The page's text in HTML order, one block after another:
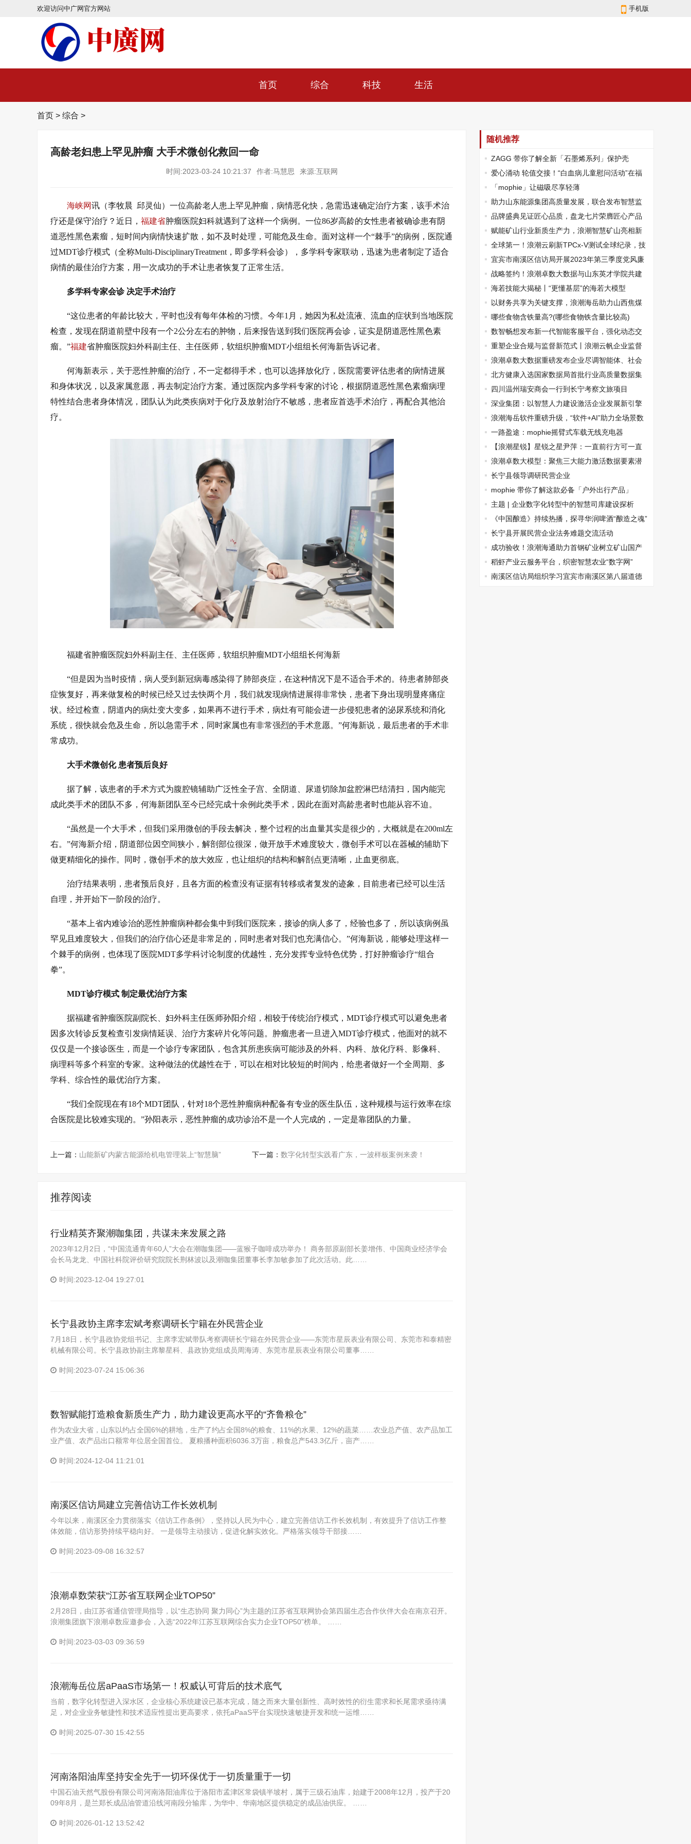
欢迎访问中广网官方网站 手机版
首页 综合 科技 生活
首页 > 综合 >
高龄老妇患上罕见肿瘤 大手术微创化救回一命
时间:2023-03-24 10:21:37 作者:马慧思 来源:互联网
海峡网讯（李牧晨 邱灵仙）一位高龄老人患上罕见肿瘤，病情恶化快，急需迅速确定治疗方案，该手术治
疗还是保守治疗？近日， 福建省肿瘤医院妇科就遇到了这样一个病例。一位86岁高龄的女性患者被确诊患有阴
道恶性黑色素瘤，短时间内病情快速扩散，如不及时处理，可能危及生命。面对这样一个“棘手”的病例，医院通
过MDT诊疗模式（全称Multi-DisciplinaryTreatment，即多学科会诊），多学科专家联动，迅速为患者制定了适合
病情的最佳治疗方案，用一次成功的手术让患者恢复了正常生活。
多学科专家会诊 决定手术治疗
“这位患者的年龄比较大，平时也没有每年体检的习惯。今年1月，她因为私处流液、流血的症状到当地医院
检查，发现在阴道前壁中段有一个2公分左右的肿物，后来报告送到我们医院再会诊，证实是阴道恶性黑色素
瘤。”福建省肿瘤医院妇外科副主任、主任医师，软组织肿瘤MDT小组组长何海新告诉记者。
何海新表示，关于恶性肿瘤的治疗，不一定都得手术，也可以选择放化疗，医院需要评估患者的病情进展
和身体状况，以及家属意愿，再去制定治疗方案。通过医院内多学科专家的讨论，根据阴道恶性黑色素瘤病理
特性结合患者身体情况，团队认为此类疾病对于化疗及放射治疗不敏感，患者应首选手术治疗，再配合其他治
疗。
福建省肿瘤医院妇外科副主任、主任医师，软组织肿瘤MDT小组组长何海新
“但是因为当时疫情，病人受到新冠病毒感染得了肺部炎症，在这种情况下是不适合手术的。待患者肺部炎
症恢复好，再来做复检的时候已经又过去快两个月，我们就发现病情进展得非常快，患者下身出现明显疼痛症
状。经过检查，阴道内的病灶变大变多，如果再不进行手术，病灶有可能会进一步侵犯患者的泌尿系统和消化
系统，很快就会危及生命，所以急需手术，同时家属也有非常强烈的手术意愿。”何海新说，最后患者的手术非
常成功。
大手术微创化 患者预后良好
据了解，该患者的手术方式为腹腔镜辅助广泛性全子宫、全阴道、尿道切除加盆腔淋巴结清扫，国内能完
成此类手术的团队不多，何海新团队至今已经完成十余例此类手术，因此在面对高龄患者时也能从容不迫。
“虽然是一个大手术，但我们采用微创的手段去解决，整个过程的出血量其实是很少的，大概就是在200ml左
右。”何海新介绍，阴道部位因空间狭小，解剖部位很深，做开放手术难度较大，微创手术可以在器械的辅助下
做更精细化的操作。同时，微创手术的放大效应，也让组织的结构和解剖点更清晰，止血更彻底。
治疗结果表明，患者预后良好，且各方面的检查没有证据有转移或者复发的迹象，目前患者已经可以生活
自理，并开始下一阶段的治疗。
“基本上省内难诊治的恶性肿瘤病种都会集中到我们医院来，接诊的病人多了，经验也多了，所以该病例虽
罕见且难度较大，但我们的治疗信心还是非常足的，同时患者对我们也充满信心。”何海新说，能够处理这样一
个棘手的病例，也体现了医院MDT多学科讨论制度的优越性，充分发挥专业特色优势，打好肿瘤诊疗“组合
拳”。
MDT诊疗模式 制定最优治疗方案
据福建省肿瘤医院副院长、妇外科主任医师孙阳介绍，相较于传统治疗模式，MDT诊疗模式可以避免患者
因多次转诊反复检查引发病情延误、治疗方案碎片化等问题。肿瘤患者一旦进入MDT诊疗模式，他面对的就不
仅仅是一个接诊医生，而是一个诊疗专家团队，包含其所患疾病可能涉及的外科、内科、放化疗科、影像科、
病理科等多个科室的专家。这种做法的优越性在于，可以在相对比较短的时间内，给患者做好一个全周期、多
学科、综合性的最优治疗方案。
“我们全院现在有18个MDT团队，针对18个恶性肿瘤病种配备有专业的医生队伍，这种规模与运行效率在综
合医院是比较难实现的。”孙阳表示，恶性肿瘤的成功诊治不是一个人完成的，一定是靠团队的力量。
上一篇： 山能新矿内蒙古能源给机电管理装上“智慧脑” 下一篇： 数字化转型实践看广东，一波样板案例来袭！
推荐阅读
行业精英齐聚潮咖集团，共谋未来发展之路
2023年12月2日，“中国流通青年60人”大会在潮咖集团——蓝猴子咖啡成功举办！ 商务部原副部长姜增伟、中国商业经济学会
会长马龙龙、中国社科院评价研究院院长荆林波以及潮咖集团董事长李加敏参加了此次活动。此……
时间:2023-12-04 19:27:01
长宁县政协主席李宏斌考察调研长宁籍在外民营企业
7月18日，长宁县政协党组书记、主席李宏斌带队考察调研长宁籍在外民营企业——东莞市星辰表业有限公司、东莞市和泰精密
机械有限公司。长宁县政协副主席黎星科、县政协党组成员周海涛、东莞市星辰表业有限公司董事……
时间:2023-07-24 15:06:36
数智赋能打造粮食新质生产力，助力建设更高水平的“齐鲁粮仓”
作为农业大省，山东以约占全国6%的耕地，生产了约占全国8%的粮食、11%的水果、12%的蔬菜……农业总产值、农产品加工
业产值、农产品出口额常年位居全国首位。 夏粮播种面积6036.3万亩，粮食总产543.3亿斤，亩产……
时间:2024-12-04 11:21:01
南溪区信访局建立完善信访工作长效机制
今年以来，南溪区全力贯彻落实《信访工作条例》，坚持以人民为中心，建立完善信访工作长效机制，有效提升了信访工作整
体效能，信访形势持续平稳向好。 一是领导主动接访，促进化解实效化。严格落实领导干部接……
时间:2023-09-08 16:32:57
浪潮卓数荣获“江苏省互联网企业TOP50”
2月28日，由江苏省通信管理局指导，以“生态协同 聚力同心”为主题的江苏省互联网协会第四届生态合作伙伴大会在南京召开。
浪潮集团旗下浪潮卓数应邀参会，入选“2022年江苏互联网综合实力企业TOP50”榜单。 ……
时间:2023-03-03 09:36:59
浪潮海岳位居aPaaS市场第一！权威认可背后的技术底气
当前，数字化转型进入深水区，企业核心系统建设已基本完成，随之而来大量创新性、高时效性的衍生需求和长尾需求亟待满
足，对企业业务敏捷性和技术适应性提出更高要求，依托aPaaS平台实现快速敏捷开发和统一运维……
时间:2025-07-30 15:42:55
河南洛阳油库坚持安全先于一切环保优于一切质量重于一切
中国石油天然气股份有限公司河南洛阳油库位于洛阳市孟津区常袋镇半坡村，属于三级石油库，始建于2008年12月，投产于20
09年8月，是兰郑长成品油管道沿线河南段分输库，为华中、华南地区提供稳定的成品油供应。 ……
时间:2026-01-12 13:52:42
随机推荐
ZAGG 带你了解全新「石墨烯系列」保护壳
爱心涌动 轮值交接！“白血病儿童慰问活动”在福
州举办「mophie」让磁吸尽享轻薄
助力山东能源集团高质量发展，联合发布智慧监
督云解决方案
品牌盛典见证匠心品质，盘龙七片荣膺匠心产品
赋能矿山行业新质生产力，浪潮智慧矿山亮相新
疆国际煤炭工业博览会
全球第一！浪潮云刷新TPCx-V测试全球纪录，技
术创新再攀高峰
宜宾市南溪区信访局开展2023年第三季度党风廉
政警示日活动
战略签约！浪潮卓数大数据与山东英才学院共建
新一代信息技术专业群
海若技能大揭秘丨“更懂基层”的海若大模型
以财务共享为关键支撑，浪潮海岳助力山西焦煤
开启数智财务新篇章
哪些食物含铁量高?(哪些食物铁含量比较高)
数智畅想发布新一代智能客服平台，强化动态交
互与多模态感知能力
重塑企业合规与监督新范式丨浪潮云帆企业监督
智能体V3.0正式发布
浪潮卓数大数据重磅发布企业尽调智能体、社会
工作数字一体化平台
北方健康入选国家数据局首批行业高质量数据集
建设先行先试
四川温州瑞安商会一行到长宁考察文旅项目
深业集团：以智慧人力建设激活企业发展新引擎
浪潮海岳软件重磅升级，“软件+AI”助力全场景数
字化一路盈途：mophie摇臂式车载无线充电器
【浪潮星锐】星锐之星尹萍：一直前行方可一直
突破浪潮卓数大模型：聚焦三大能力激活数据要素潜
能长宁县领导调研民营企业
mophie 带你了解这款必备「户外出行产品」
主题 | 企业数字化转型中的智慧司库建设探析
《中国酿造》持续热播，探寻华润啤酒“酿造之魂”
长宁县开展民营企业法务难题交流活动
成功验收！浪潮海通助力首钢矿业树立矿山国产
化新标杆
稻虾产业云服务平台，织密智慧农业“数字网”
南溪区信访局组织学习宜宾市南溪区第八届道德